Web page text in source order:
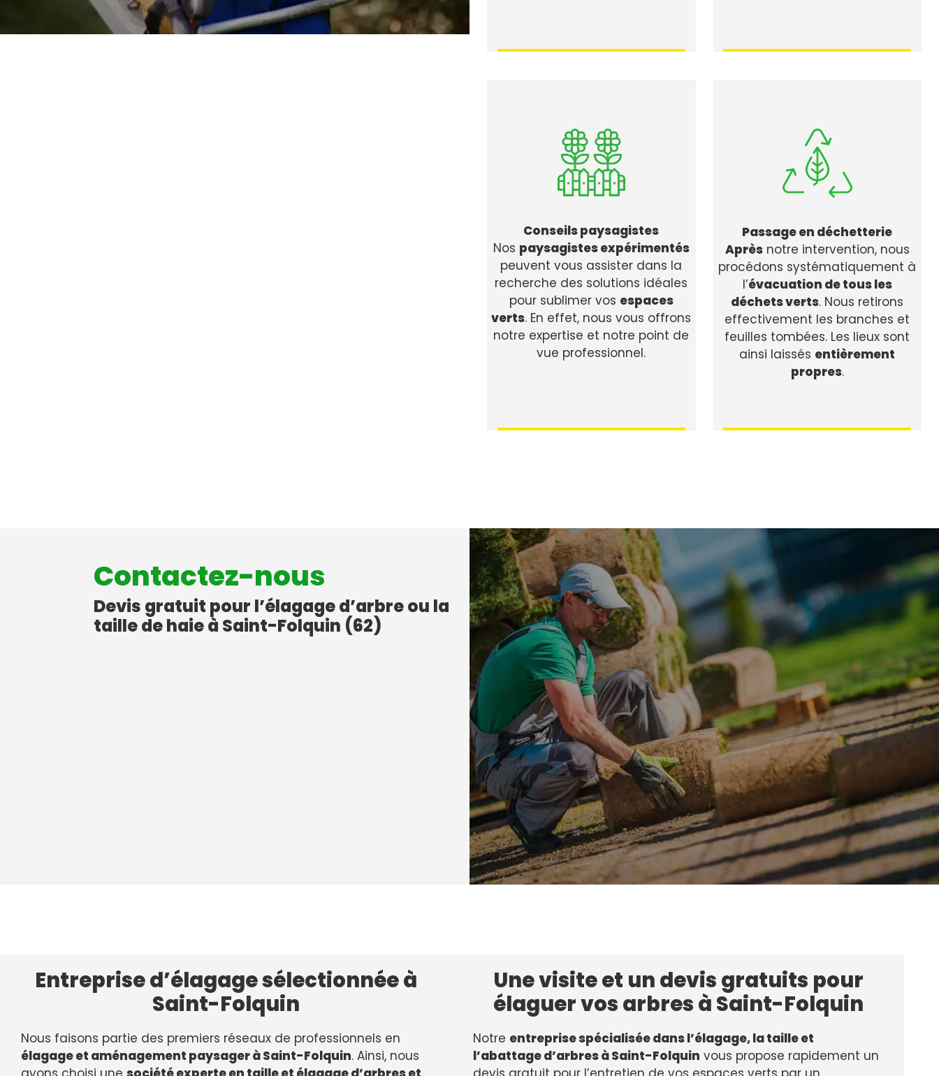
Conseils paysagistes
Nos paysagistes expérimentés
peuvent vous assister dans la
recherche des solutions idéales
pour sublimer vos espaces
verts. En effet, nous vous offrons
notre expertise et notre point de
vue professionnel.
Passage en déchetterie
Aprèsnotre intervention, nous
procédons systématiquement à
l’évacuation de tous les
déchets verts. Nous retirons
effectivement les branches et
feuilles tombées. Les lieux sont
ainsi laissés entièrement
propres.
Contactez-nous
Devis gratuit pour l’élagage d’arbre ou la
taille de haie à Saint-Folquin (62)
Entreprise d’élagage sélectionnée à
Saint-Folquin
Nous faisons partie des premiers réseaux de professionnels en
élagage et aménagement paysager à Saint-Folquin. Ainsi, nous
Une visite et un devis gratuits pour
élaguer vos arbres à Saint-Folquin
Notre entreprise spécialisée dans l’élagage, la taille et
l’abattage d’arbres à Saint-Folquin vous propose rapidement un